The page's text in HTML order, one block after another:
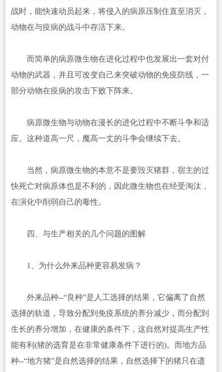
战时，能快速动员起来，将侵入的病原压制住直至消灭，
动物在与疫病的战斗中存活下来。
而简单的病原微生物在进化过程中也发展出一套对付
动物的武器，并且可改变自己来突破动物的免疫防线，一
部分动物在疫病的攻击下败下阵来。
病原微生物与动物在漫长的进化过程中不断斗争和适
应。这种道高一尺，魔高一丈的斗争会继续下去。
当然，病原微生物的本意不是要毁灭猪群，宿主的过
快死亡对病原体也是不利的，因此微生物也在经受淘汰，
在演化中削弱自己的毒性。
四、与生产相关的几个问题的图解
1、为什么外来品种更容易发病？
外来品种--“良种”是人工选择的结果，它偏离了自然
选择的轨道，导致分配到免疫系统的养分减少，而分配到
生长的养分增加，在健康的条件下，这自然对提高生产性
能有利(猪的选育是在非常健康条件下进行的)。而地方品
种--“地方猪”是自然选择的结果，自然选择下的猪只在遗